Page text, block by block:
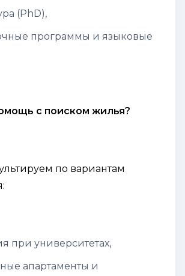
(PhD),
программы и языковые
с поиском жилья?
по вариантам
при университетах,
апартаменты и